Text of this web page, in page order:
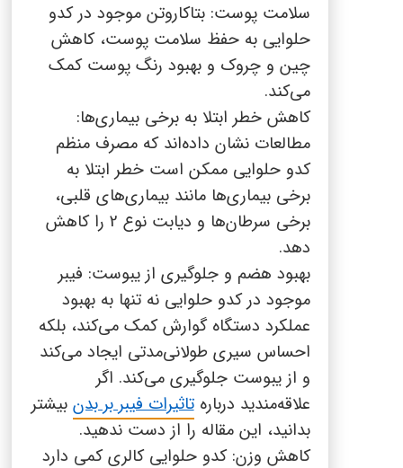
سلامت پوست: بتاکاروتن موجود در کدو
حلوایی به حفظ سلامت پوست، کاهش
چین و چروک و بهبود رنگ پوست کمک
می‌کند.
کاهش خطر ابتلا به برخی بیماری‌ها:
مطالعات نشان داده‌اند که مصرف منظم
کدو حلوایی ممکن است خطر ابتلا به
برخی بیماری‌ها مانند بیماری‌های قلبی،
برخی سرطان‌ها و دیابت نوع 2 را کاهش
دهد.
بهبود هضم و جلوگیری از یبوست: فیبر
موجود در کدو حلوایی نه تنها به بهبود
عملکرد دستگاه گوارش کمک می‌کند، بلکه
احساس سیری طولانی‌مدتی ایجاد می‌کند
و از یبوست جلوگیری می‌کند. اگر
علاقه‌مندید دربارهتاثیرات فیبر بر بدن بیشتر
بدانید، این مقاله را از دست ندهید.
کاهش وزن: کدو حلوایی کالری کمی دارد